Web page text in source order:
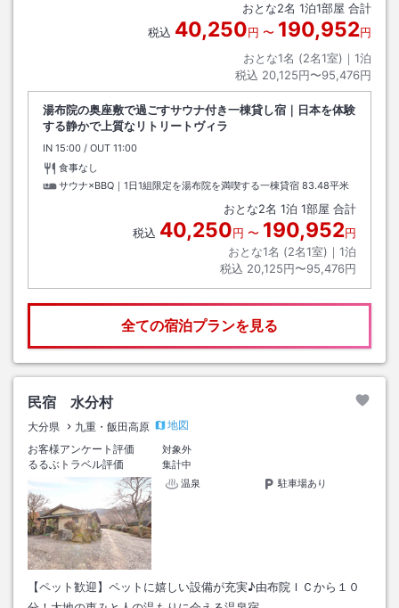
おとな2名 1泊1部屋 合計
税込 40,250円 〜 190,952円
おとな1名 (2名1室)｜ 1泊
税込 20,125円〜95,476円
湯布院の奥座敷で過ごすサウナ付き一棟貸し宿｜日本を体験
する静かで上質なリトリートヴィラ
IN チェックイン
15:00 / OUT チェックアウト
11:00
食事なし
サウナ×BBQ｜1日1組限定を湯布院を満喫する一棟貸宿 83.48平米
おとな2名 1泊 1部屋 合計
税込 40,250円 〜 190,952円
おとな1名 (2名1室)｜ 1泊
税込 20,125円〜95,476円
全ての宿泊プランを見る
民宿 水分村
大分県 九重・飯田高原
地図
お客様アンケート評価
対象外
るるぶトラベル評価
集計中
温泉
駐車場あり
【ペット歓迎】ペットに嬉しい設備が充実♪由布院ＩＣから１０